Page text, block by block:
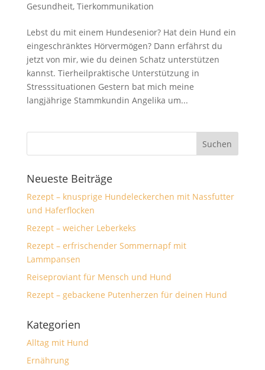
Gesundheit, Tierkommunikation
Lebst du mit einem Hundesenior? Hat dein Hund ein
eingeschränktes Hörvermögen? Dann erfährst du
jetzt von mir, wie du deinen Schatz unterstützen
kannst. Tierheilpraktische Unterstützung in
Stresssituationen Gestern bat mich meine
langjährige Stammkundin Angelika um...
Neueste Beiträge
Rezept – knusprige Hundeleckerchen mit Nassfutter
und Haferflocken
Rezept – weicher Leberkeks
Rezept – erfrischender Sommernapf mit
Lammpansen
Reiseproviant für Mensch und Hund
Rezept – gebackene Putenherzen für deinen Hund
Kategorien
Alltag mit Hund
Ernährung